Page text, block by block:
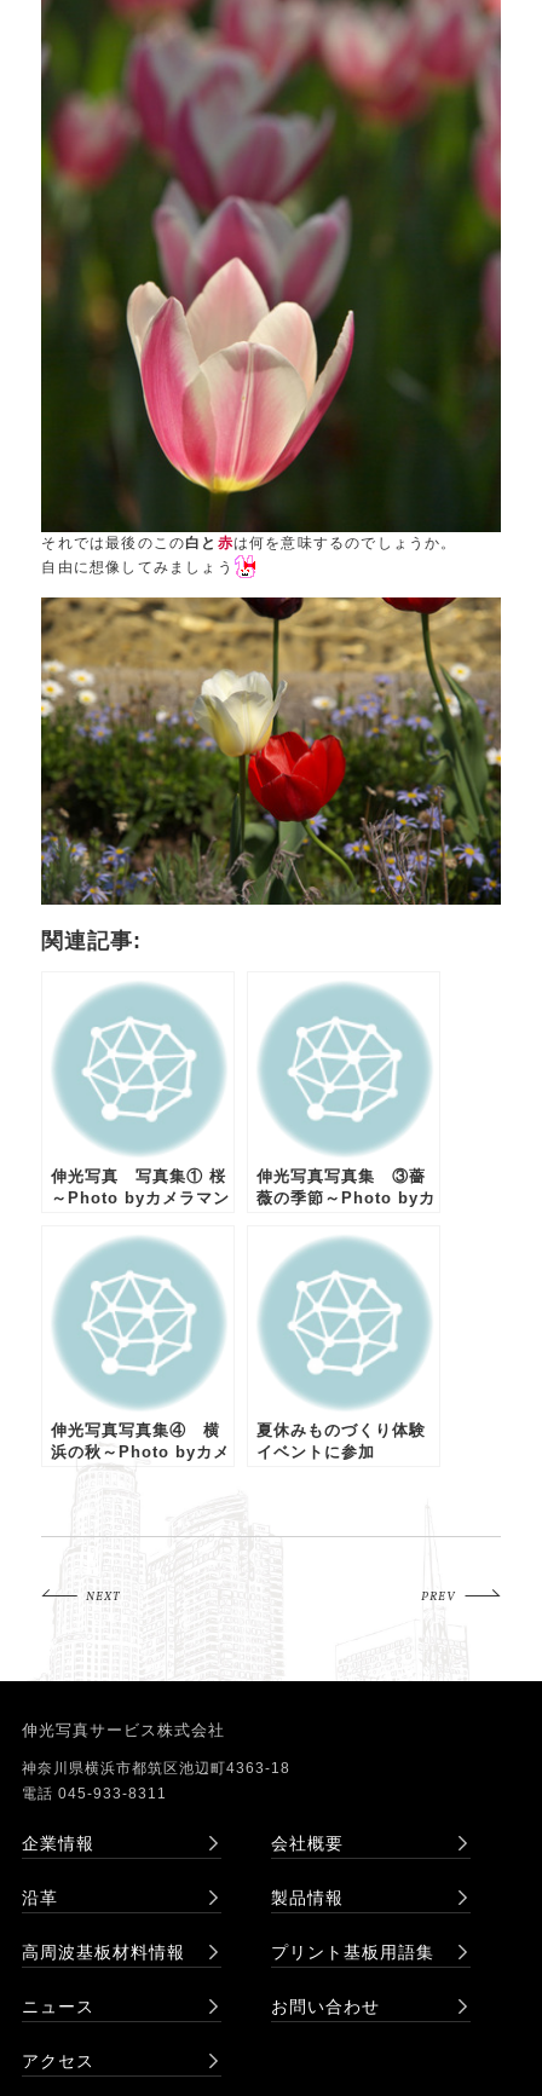
それでは最後のこの白と 赤は何を意味するのでしょうか。
自由に想像してみましょう
関連記事:
伸光写真 写真集① 桜
～Photo byカメラマン
伸光写真写真集 ③薔
薇の季節～Photo byカ
伸光写真写真集④ 横
浜の秋～Photo byカメ
ラマンN
夏休みものづくり体験
イベントに参加
NEXT PREV
伸光写真サービス株式会社
神奈川県横浜市都筑区池辺町4363-18
電話 045-933-8311
企業情報 会社概要
沿革 製品情報
高周波基板材料情報 プリント基板用語集
ニュース お問い合わせ
アクセス